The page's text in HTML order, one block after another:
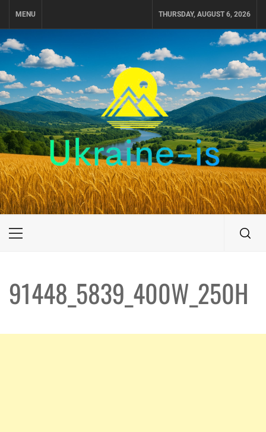
MENU THURSDAY, AUGUST 6, 2026
UKRAINE-IS
ПУТЕШЕСТВИЕ ПО УКРАИНЕ
Primary
91448_5839_400W_250H